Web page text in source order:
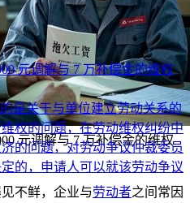
元调解与 7 万补偿金的维权
不鲜，企业与劳动者之间常因
元调解与 7 万补偿金的维权
是关于与单位建立劳动关系的
权的问题，在劳动维权纠纷中
的问题，对劳动争议仲裁委员
的，申请人可以就该劳动争议